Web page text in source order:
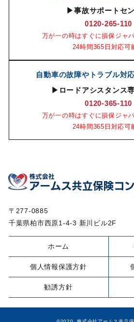
▶事故サポートセ
0120-265-110
万が一の時はすぐに損保ジャ
24時間365日対応可
自動車の故障やトラブル対
▶ロードアシスタンス
0120-365-110
万が一の時はすぐに損保ジャ
24時間365日対応可
〒277-0885
千葉県柏市西原1-4-3 新川ビル2F
ホーム
個人情報保護方針
勧誘方針